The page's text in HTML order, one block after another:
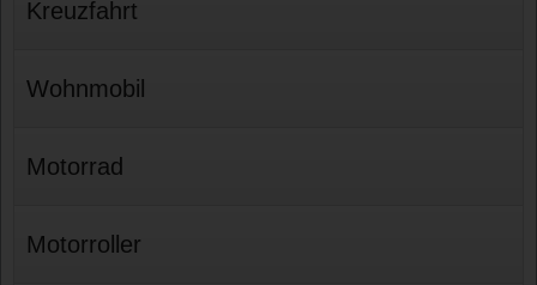
Kreuzfahrt
Wohnmobil
Motorrad
Motorroller